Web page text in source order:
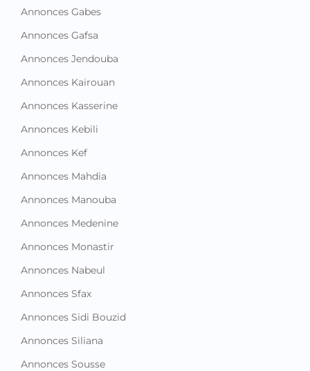
Annonces Gabes
Annonces Gafsa
Annonces Jendouba
Annonces Kairouan
Annonces Kasserine
Annonces Kebili
Annonces Kef
Annonces Mahdia
Annonces Manouba
Annonces Medenine
Annonces Monastir
Annonces Nabeul
Annonces Sfax
Annonces Sidi Bouzid
Annonces Siliana
Annonces Sousse